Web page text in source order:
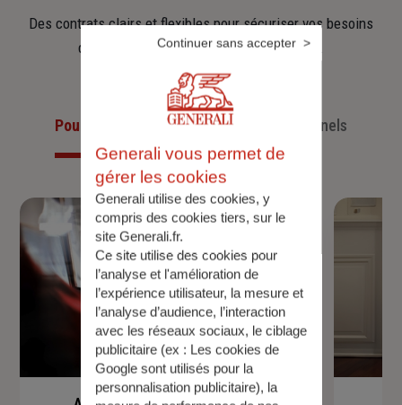
Des contrats clairs et flexibles pour sécuriser vos besoins
d’aujourd’hui et anticiper ceux de demain.
Pour les particuliersPour les professionnels
Generali vous permet de
gérer les cookies
Generali utilise des cookies, y
compris des cookies tiers, sur le
site Generali.fr.
Ce site utilise des cookies pour
l’analyse et l'amélioration de
l’expérience utilisateur, la mesure et
l’analyse d’audience, l’interaction
avec les réseaux sociaux, le ciblage
publicitaire (ex : Les cookies de
Google sont utilisés pour la
personnalisation publicitaire), la
Continuer sans accepter